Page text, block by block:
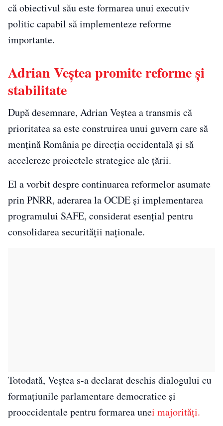
că obiectivul său este formarea unui executiv
politic capabil să implementeze reforme
importante.
Adrian Veștea promite reforme și
stabilitate
După desemnare, Adrian Veștea a transmis că
prioritatea sa este construirea unui guvern care să
mențină România pe direcția occidentală și să
accelereze proiectele strategice ale țării.
El a vorbit despre continuarea reformelor asumate
prin PNRR, aderarea la OCDE și implementarea
programului SAFE, considerat esențial pentru
consolidarea securității naționale.
Totodată, Veștea s-a declarat deschis dialogului cu
formațiunile parlamentare democratice și
prooccidentale pentru formarea unei majorități.